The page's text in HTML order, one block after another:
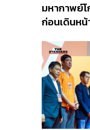
มหากาพย์
ก่อนเดินห